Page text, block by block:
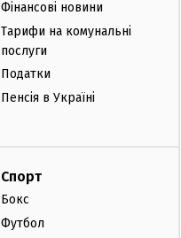
Фінансові новини
Тарифи на комунальні
послуги
Податки
Пенсія в Україні
Спорт
Бокс
Футбол